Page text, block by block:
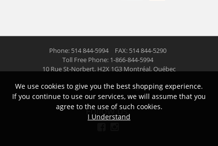
Phone: 514 844-5994
FAX: 514 844-5290
Toll Free Phone: 1-866-844-5994
10 Rue St-Norbert, H2X 1G3 Montréal, Québec
© 2026 Las Americas inc. All right reserved
Follow us
We use cookies to give you the best shopping experience.
If you continue to use our services, we will assume that you
agree to the use of such cookies.
I Understand